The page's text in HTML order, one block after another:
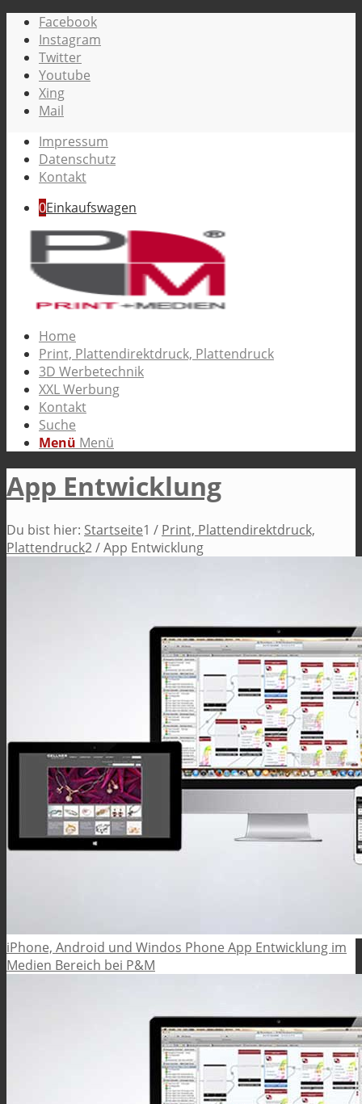
Facebook
Instagram
Twitter
Youtube
Xing
Mail
Impressum
Datenschutz
Kontakt
0Einkaufswagen
Home
Print, Plattendirektdruck, Plattendruck
3D Werbetechnik
XXL Werbung
Kontakt
Suche
Menü Menü
App Entwicklung
Du bist hier: Startseite1 / Print, Plattendirektdruck,
Plattendruck2/App Entwicklung
iPhone, Android und Windos Phone App Entwicklung im
Medien Bereich bei P&M